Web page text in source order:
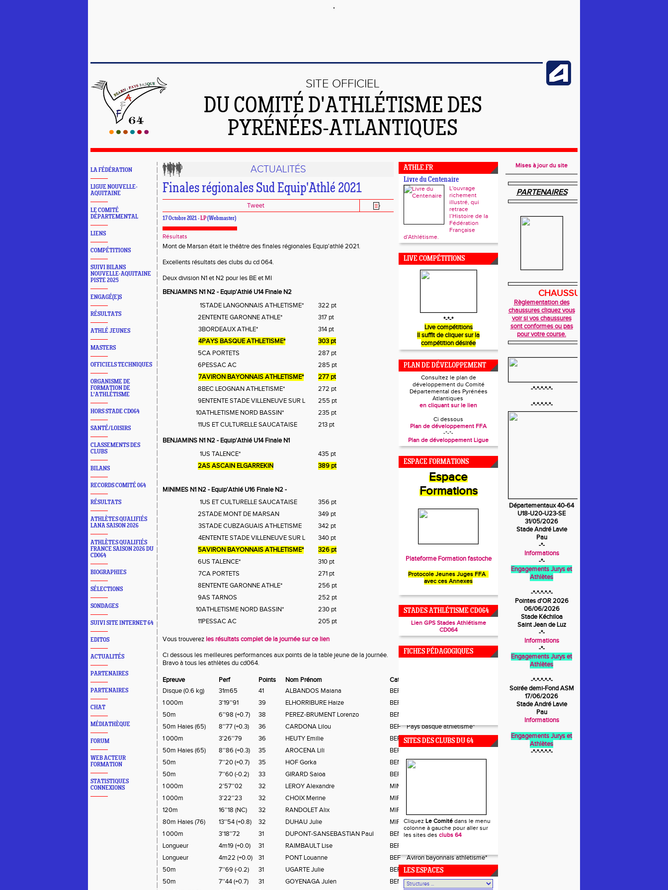
SITE OFFICIEL
DU COMITÉ D'ATHLÉTISME DES
PYRÉNÉES-ATLANTIQUES
LA FÉDÉRATION
LIGUE NOUVELLE-
AQUITAINE
LE COMITÉ
DÉPARTEMENTAL
LIENS
COMPÉTITIONS
SUIVI BILANS
NOUVELLE-AQUITAINE
PISTE 2025
ENGAGÉ(E)S
RÉSULTATS
ATHLÉ JEUNES
MASTERS
OFFICIELS TECHNIQUES
ORGANISME DE
FORMATION DE
L'ATHLÉTISME
HORS STADE CD064
SANTÉ/LOISIRS
CLASSEMENTS DES
CLUBS
BILANS
RECORDS COMITÉ 064
RÉSULTATS
ATHLÈTES QUALIFIÉS
LANA SAISON 2026
ATHLÈTES QUALIFIÉS
FRANCE SAISON 2026 DU
CD064
BIOGRAPHIES
SÉLECTIONS
SONDAGES
SUIVI SITE INTERNET 64
EDITOS
ACTUALITÉS
PARTENAIRES
PARTENAIRES
CHAT
MÉDIATHÈQUE
FORUM
WEB ACTEUR
FORMATION
STATISTIQUES
CONNEXIONS
ACTUALITÉS
Finales régionales Sud Equip'Athlé 2021
Tweet
17 Octobre 2021 -LP(Webmaster)
Résultats
Mont de Marsan était le théâtre des finales régionales Equip'athlé 2021.
Excellents résultats des clubs du cd 064.
Deux division N1 et N2 pour les BE et MI
BENJAMINS N1 N2 - Equip'Athlé U14 Finale N2
1STADE LANGONNAIS ATHLETISME*
322 pt
2ENTENTE GARONNE ATHLE*
317 pt
3BORDEAUX ATHLE*
314 pt
4PAYS BASQUE ATHLETISME*
303 pt
5CA PORTETS
287 pt
6PESSAC AC
285 pt
7AVIRON BAYONNAIS ATHLETISME*
277 pt
8BEC LEOGNAN ATHLETISME*
272 pt
9ENTENTE STADE VILLENEUVE SUR L
255 pt
10ATHLETISME NORD BASSIN*
235 pt
11US ET CULTURELLE SAUCATAISE
213 pt
BENJAMINS N1 N2 - Equip'Athlé U14 Finale N1
1US TALENCE*
435 pt
2AS ASCAIN ELGARREKIN 389 pt
MINIMES N1 N2 - Equip'Athlé U16 Finale N2 -
1US ET CULTURELLE SAUCATAISE
356 pt
2STADE MONT DE MARSAN
349 pt
3STADE CUBZAGUAIS ATHLETISME
342 pt
4ENTENTE STADE VILLENEUVE SUR L
340 pt
5AVIRON BAYONNAIS ATHLETISME*
326 pt
6US TALENCE*
310 pt
7CA PORTETS
271 pt
8ENTENTE GARONNE ATHLE*
256 pt
9AS TARNOS
252 pt
10ATHLETISME NORD BASSIN*
230 pt
11PESSAC AC 205 pt
Vous trouverez les résultats complet de la journée sur ce lien
Ci dessous les meilleures performances aux points de la table jeune de la journée.
Bravo à tous les athlètes du cd064.
Epreuve Perf Points Nom Prénom Cat
Disque (0.6 kg)
31m65 41 ALBANDOS Maiana BEF
1 000m
3'19''91 39 ELHORRIBURE Haize BEF
50m
6''98 (+0.7) 38 PEREZ-BRUMENT Lorenzo BEM
50m Haies (65)
8''77 (+0.3) 36 CARDONA Lilou BEF
Pays basque athletisme*
1 000m
3'26''79 36 HEUTY Emilie BEF
Pays basque athletisme*
50m Haies (65)
8''86 (+0.3) 35 AROCENA Lili BEF
50m
7''20 (+0.7) 35 HOF Gorka BEM
Pays basque athletisme*
50m
7''60 (-0.2) 33 GIRARD Saioa BEF
1 000m
2'57''02 32 LEROY Alexandre MIM
1 000m
3'22''23 32 CHOIX Merine MIF
120m
16''18 (NC) 32 RANDOLET Alix MIF
80m Haies (76)
13''54 (+0.8) 32 DUHAU Julie MIF
Aviron bayonnais athletisme*
1 000m
3'18''72 31 DUPONT-SANSEBASTIAN Paul BEM
Pba - s/l st jean de luz-cibou
Longueur
4m19 (+0.0) 31 RAIMBAULT Lise BEF
Longueur
4m22 (+0.0) 31 PONT Louanne BEF
Aviron bayonnais athletisme*
50m
7''69 (-0.2) 31 UGARTE Julie BEF
Pays basque athletisme*
50m
7''44 (+0.7) 31 GOYENAGA Julen BEM
As ascain elgarrekin
ATHLE.FR
Livre du Centenaire
L'ouvrage
richement
illustré, qui
retrace
l’Histoire de la
Fédération
Française
d'Athlétisme.
LIVE COMPÉTITIONS
*-*-*
Live compétitions
Il suffit de cliquer sur la
compétition désirée
PLAN DE DÉVELOPPEMENT
Consultez le plan de
développement du Comité
Départemental des Pyrénées
Atlantiques
en cliquant sur le lien
Ci dessous
Plan de développement FFA
-*-*-
Plan de développement Ligue
ESPACE FORMATIONS
Espace
Formations
Plateforme Formation fastoche
Protocole Jeunes Juges FFA
avec ces Annexes
STADES ATHLÉTISME CD064
Lien GPS Stades Athlétisme
CD064
FICHES PÉDAGOGIQUES
SITES DES CLUBS DU 64
Cliquez Le Comité dans le menu
colonne à gauche pour aller sur
les sites des clubs 64
LES ESPACES
Mises à jour du site
PARTENAIRES
CHAUSSURES
Règlementation des
chaussures cliquez vous
voir si vos chaussures
sont conformes ou pas
pour votre course.
-*-*-*-*-*-
-*-*-*-*-*-
Départementaux 40-64
U18-U20-U23-SE
31/05/2026
Stade André Lavie
Pau
-*-
Informations
-*-
Engagements Jurys et
Athlètes
-*-*-*-*-*-
Pointes d'OR 2026
06/06/2026
Stade Kéchiloa
Saint Jean de Luz
-*-
Informations
-*-
Engagements Jurys et
Athlètes
-*-*-*-*-*-
Soirée demi-Fond ASM
17/06/2026
Stade André Lavie
Pau
Informations
Engagements Jurys et
Athlètes
-*-*-*-*-*-